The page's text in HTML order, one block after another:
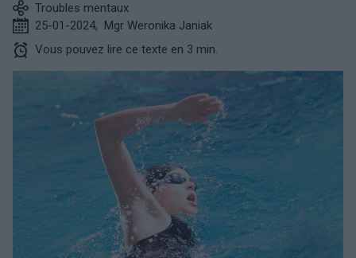
Troubles mentaux
25-01-2024, Mgr Weronika Janiak
Vous pouvez lire ce texte en 3 min.